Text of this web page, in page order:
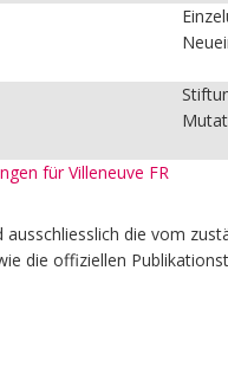
für Villeneuve FR
die vom
die offiziellen